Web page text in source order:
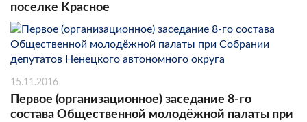
поселке Красное
15.11.2016
Первое (организационное) заседание 8-го
состава Общественной молодёжной палаты при